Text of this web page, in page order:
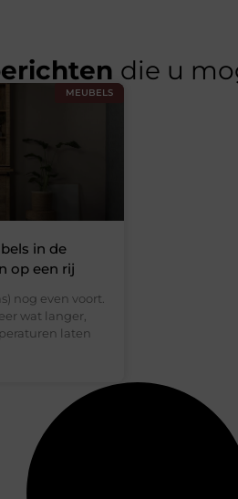
die u
MEUBELS
in de
op een rij
nog even voort.
wat langer,
laten